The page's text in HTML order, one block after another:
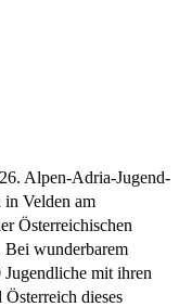
Alpen-Adria-Jugend-
in Velden am
Österreichischen
Bei wunderbarem
Jugendliche mit ihren
dieses